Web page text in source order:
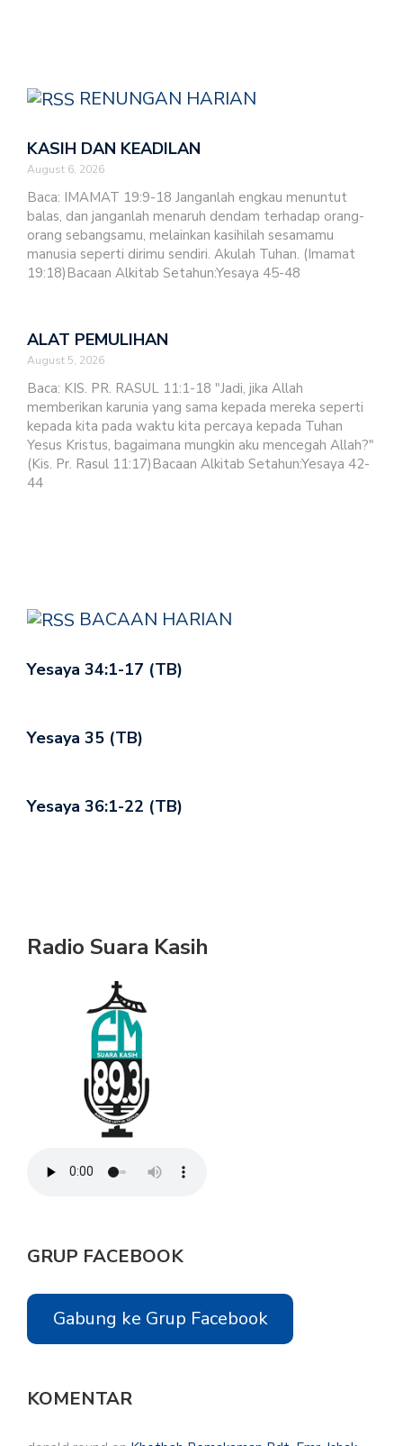
RENUNGAN HARIAN
KASIH DAN KEADILAN
August 6, 2026
Baca: IMAMAT 19:9-18 Janganlah engkau menuntut
balas, dan janganlah menaruh dendam terhadap orang-
orang sebangsamu, melainkan kasihilah sesamamu
manusia seperti dirimu sendiri. Akulah Tuhan. (Imamat
19:18)Bacaan Alkitab Setahun:Yesaya 45-48
ALAT PEMULIHAN
August 5, 2026
Baca: KIS. PR. RASUL 11:1-18 "Jadi, jika Allah
memberikan karunia yang sama kepada mereka seperti
kepada kita pada waktu kita percaya kepada Tuhan
Yesus Kristus, bagaimana mungkin aku mencegah Allah?"
(Kis. Pr. Rasul 11:17)Bacaan Alkitab Setahun:Yesaya 42-
44
BACAAN HARIAN
Yesaya 34:1-17 (TB)
Yesaya 35 (TB)
Yesaya 36:1-22 (TB)
Radio Suara Kasih
GRUP FACEBOOK
Gabung ke Grup Facebook
KOMENTAR